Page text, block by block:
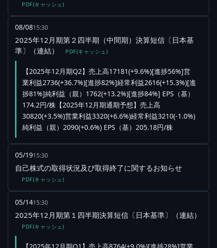
PDF(キャッシュ)
08/0815:30
2025年12月期第２四半期（中間期）決算短信〔日本基
準〕（連結）
PDF(キャッシュ)
【2025年12月期Q2】売上高17181(+9.6%)[進捗56%]営
業利益2736(+36.7%)[進捗82%]経常利益2616(+15.3%)[進
捗81%]純利益（親）1762(+13.2%)[進捗84%] EPS（基）
174.2円/株【2025年12月期通期予想】売上高
30820(+3.5%)営業利益3320(+6.6%)経常利益3210(-1.0%)
純利益（親）2090(+0.6%) EPS（基）205.18円/株
05/1915:30
自己株式の取得状況及び取得終了に関するお知らせ
PDF(キャッシュ)
05/1415:30
2025年12月期第１四半期決算短信〔日本基準〕（連結）
PDF(キャッシュ)